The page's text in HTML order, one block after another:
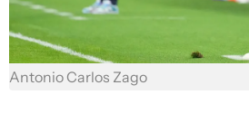
Antonio Carlos Zago